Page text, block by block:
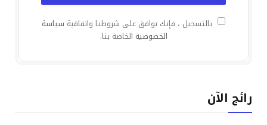
بالتسجيل ، فإنك توافق على شروطنا واتفاقية سياسة
الخصوصية الخاصة بنا.
رائج الآن